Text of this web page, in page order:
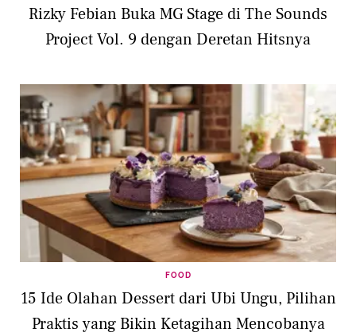
Rizky Febian Buka MG Stage di The Sounds
Project Vol. 9 dengan Deretan Hitsnya
FOOD
15 Ide Olahan Dessert dari Ubi Ungu, Pilihan
Praktis yang Bikin Ketagihan Mencobanya